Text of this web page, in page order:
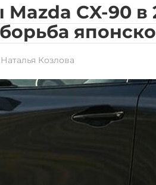
CX-90 в
Наталья Козлова